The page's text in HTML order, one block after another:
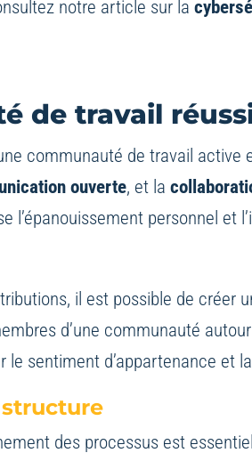
notre article sur la
de travail
communauté de travail active
ouverte, et la
personnel et
il est possible de créer
d’une communauté
le sentiment d’appartenance et
des processus est